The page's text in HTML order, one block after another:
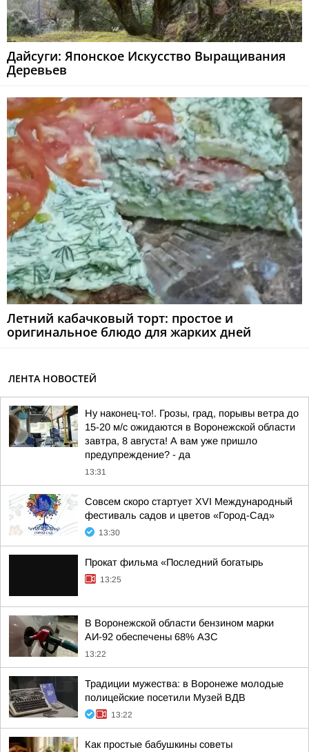
Дайсуги: Японское Искусство Выращивания
Деревьев
Летний кабачковый торт: простое и
оригинальное блюдо для жарких дней
ЛЕНТА НОВОСТЕЙ
Ну наконец-то!. Грозы, град, порывы ветра до
15-20 м/с ожидаются в Воронежской области
завтра, 8 августа! А вам уже пришло
предупреждение? - да
13:31
Совсем скоро стартует XVI Международный
фестиваль садов и цветов «Город-Сад»
13:30
Прокат фильма «Последний богатырь
13:25
В Воронежской области бензином марки
АИ-92 обеспечены 68% АЗС
13:22
Традиции мужества: в Воронеже молодые
полицейские посетили Музей ВДВ
13:22
Как простые бабушкины советы